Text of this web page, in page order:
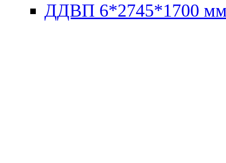
ДДВП 6*2745*1700